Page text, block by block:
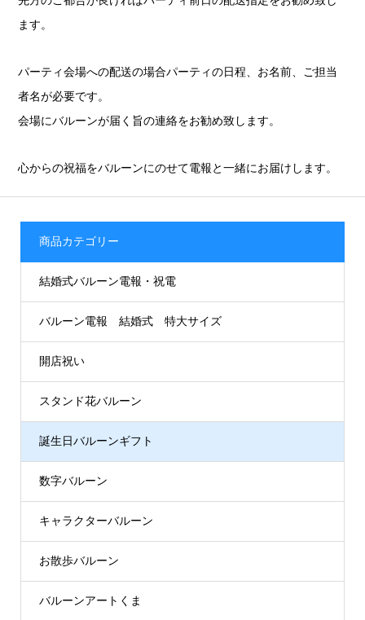
ます。
パーティ会場への配送の場合パーティの日程、お名前、ご担当
者名が必要です。
会場にバルーンが届く旨の連絡をお勧め致します。
心からの祝福をバルーンにのせて電報と一緒にお届けします。
商品カテゴリー
結婚式バルーン電報・祝電
バルーン電報 結婚式 特大サイズ
開店祝い
スタンド花バルーン
誕生日バルーンギフト
数字バルーン
キャラクターバルーン
お散歩バルーン
バルーンアートくま